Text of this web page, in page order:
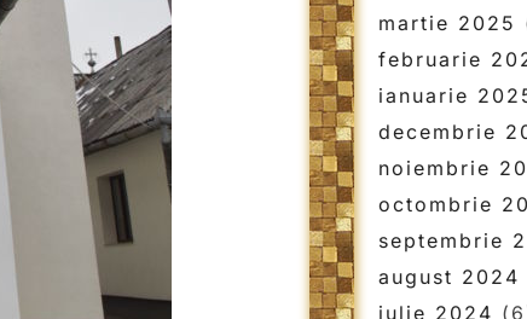
martie 2025
februarie
ianuarie
decembrie
noiembrie
octombrie
septembrie
august 2024
iulie 2024